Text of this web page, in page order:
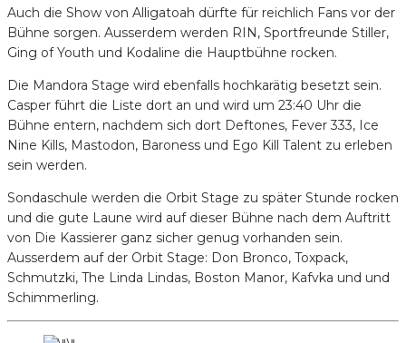
Auch die Show von Alligatoah dürfte für reichlich Fans vor der
Bühne sorgen. Ausserdem werden RIN, Sportfreunde Stiller,
Ging of Youth und Kodaline die Hauptbühne rocken.
Die Mandora Stage wird ebenfalls hochkarätig besetzt sein.
Casper führt die Liste dort an und wird um 23:40 Uhr die
Bühne entern, nachdem sich dort Deftones, Fever 333, Ice
Nine Kills, Mastodon, Baroness und Ego Kill Talent zu erleben
sein werden.
Sondaschule werden die Orbit Stage zu später Stunde rocken
und die gute Laune wird auf dieser Bühne nach dem Auftritt
von Die Kassierer ganz sicher genug vorhanden sein.
Ausserdem auf der Orbit Stage: Don Bronco, Toxpack,
Schmutzki, The Linda Lindas, Boston Manor, Kafvka und und
Schimmerling.